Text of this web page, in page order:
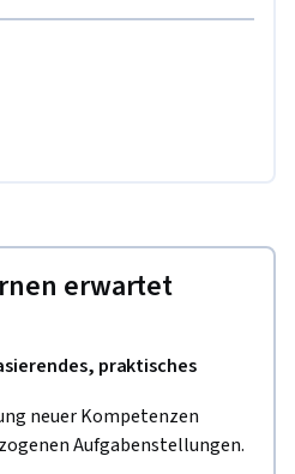
erwartet
praktisches
neuer Kompetenzen
Aufgabenstellungen.